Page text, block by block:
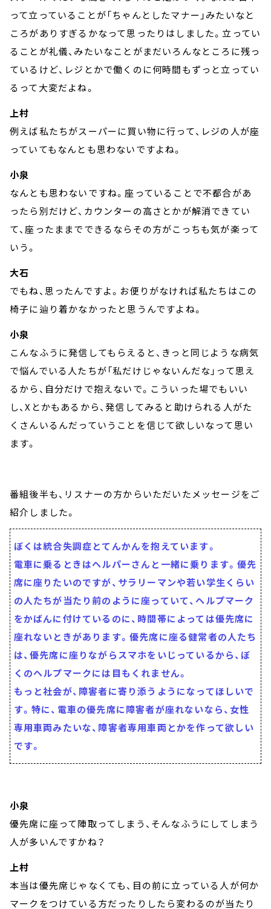
って立っていることが「ちゃんとしたマナー」みたいなと
ころがありすぎるかなって思ったりはしました。立ってい
ることが礼儀、みたいなことがまだいろんなところに残っ
ているけど、レジとかで働くのに何時間もずっと立ってい
るって大変だよね。
上村
例えば私たちがスーパーに買い物に行って、レジの人が座
っていてもなんとも思わないですよね。
小泉
なんとも思わないですね。座っていることで不都合があ
ったら別だけど、カウンターの高さとかが解消できてい
て、座ったままでできるならその方がこっちも気が楽って
いう。
大石
でもね、思ったんですよ。お便りがなければ私たちはこの
椅子に辿り着かなかったと思うんですよね。
小泉
こんなふうに発信してもらえると、きっと同じような病気
で悩んでいる人たちが「私だけじゃないんだな」って思え
るから、自分だけで抱えないで。こういった場でもいい
し、Xとかもあるから、発信してみると助けられる人がた
くさんいるんだっていうことを信じて欲しいなって思い
ます。
番組後半も、リスナーの方からいただいたメッセージをご
紹介しました。
ぼくは統合失調症とてんかんを抱えています。
電車に乗るときはヘルパーさんと一緒に乗ります。優先
席に座りたいのですが、サラリーマンや若い学生くらい
の人たちが当たり前のように座っていて、ヘルプマーク
をかばんに付けているのに、時間帯によっては優先席に
座れないときがあります。優先席に座る健常者の人たち
は、優先席に座りながらスマホをいじっているから、ぼ
くのヘルプマークには目もくれません。
もっと社会が、障害者に寄り添うようになってほしいで
す。特に、電車の優先席に障害者が座れないなら、女性
専用車両みたいな、障害者専用車両とかを作って欲しい
です。
小泉
優先席に座って陣取ってしまう、そんなふうにしてしまう
人が多いんですかね？
上村
本当は優先席じゃなくても、目の前に立っている人が何か
マークをつけている方だったりしたら変わるのが当たり